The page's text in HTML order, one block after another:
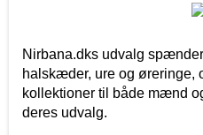
Nirbana.dks udvalg
halskæder, ure og øreringe,
kollektioner til både mænd
deres udvalg.